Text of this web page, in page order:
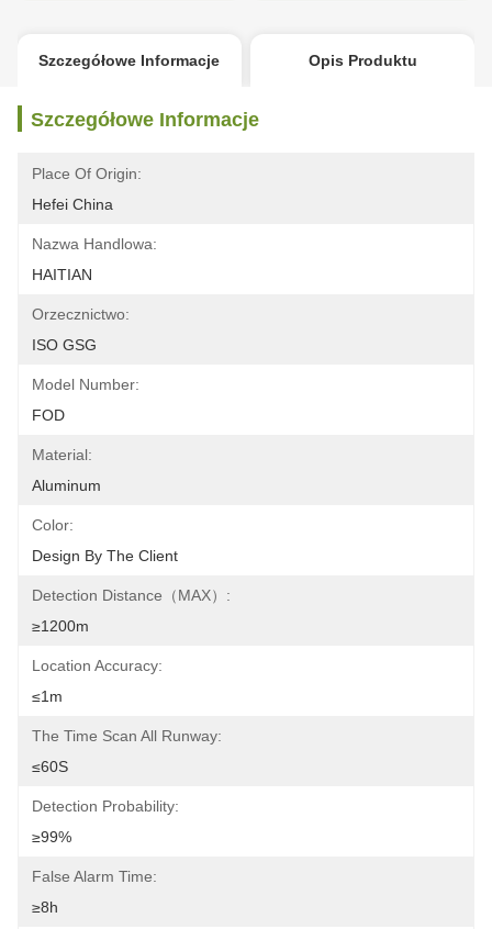
Szczegółowe Informacje Opis Produktu
Szczegółowe Informacje
Place Of Origin:
Hefei China
Nazwa Handlowa:
HAITIAN
Orzecznictwo:
ISO GSG
Model Number:
FOD
Material:
Aluminum
Color:
Design By The Client
Detection Distance（MAX）:
≥1200m
Location Accuracy:
≤1m
The Time Scan All Runway:
≤60S
Detection Probability:
≥99%
False Alarm Time:
≥8h